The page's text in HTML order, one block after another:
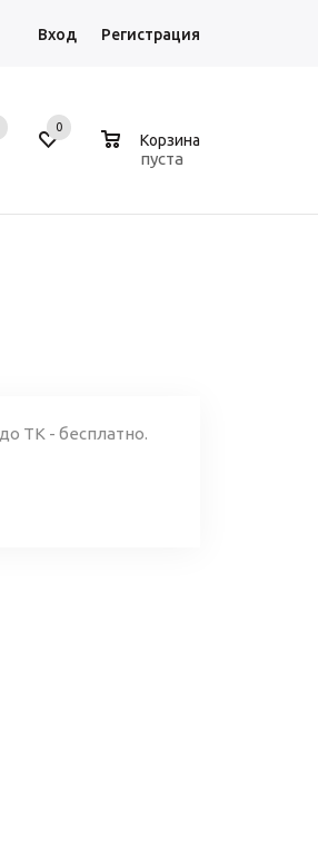
Вход Регистрация
0
Корзина
пуста
ТК - бесплатно.